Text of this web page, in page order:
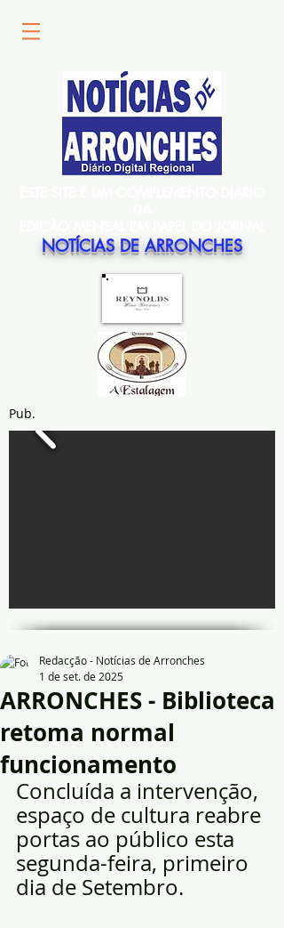
NOTÍCIAS DE ARRONCHES
Pub.
ARRONCHES - Biblioteca
retoma normal
funcionamento
Redacção - Notícias de Arronches
1 de set. de 2025
Concluída a intervenção,
espaço de cultura reabre
portas ao público esta
segunda-feira, primeiro
dia de Setembro.